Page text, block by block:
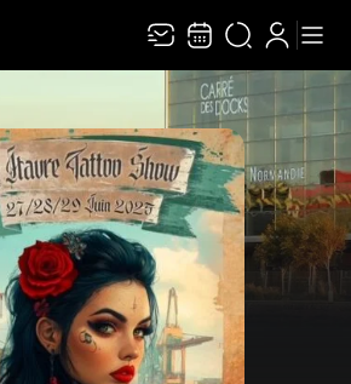
l’actualité en vous abonnant à
newsletter :
ENVOYER
électronique pour la gestion de votre
deLe Carré des Docks / Docks Océane
à tout moment. Pour en savoir plus,
protection des données.